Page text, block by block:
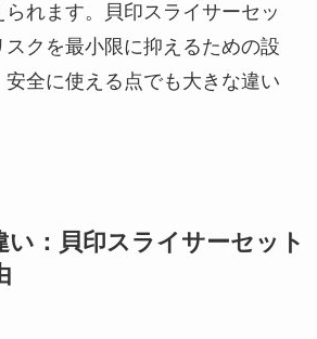
られます。貝印スライサーセッ
スクを最小限に抑えるための設
全に使える点でも大きな違い
い：貝印スライサーセット